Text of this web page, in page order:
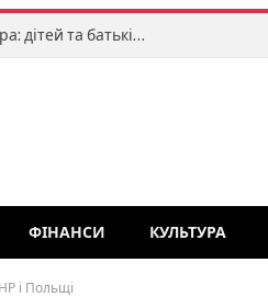
«Клоуни без кордонів» завітають до Житомира: дітей та батьків запрошують на яскраве міжнародне свято
ФІНАНСИ КУЛЬТУРА
і Польщі